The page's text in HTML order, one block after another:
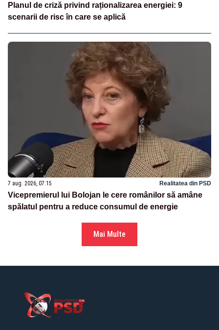
Planul de criză privind raționalizarea energiei: 9
scenarii de risc în care se aplică
7 aug. 2026, 07:15 Realitatea din PSD
Vicepremierul lui Bolojan le cere românilor să amâne
spălatul pentru a reduce consumul de energie
Mai Multe